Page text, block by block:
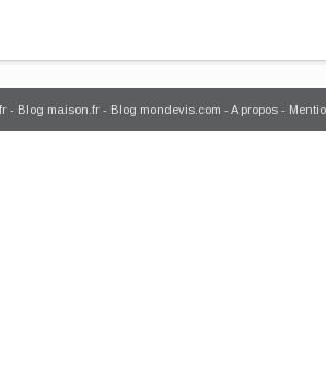
- Blog maison.fr - Blog mondevis.com - A propos -